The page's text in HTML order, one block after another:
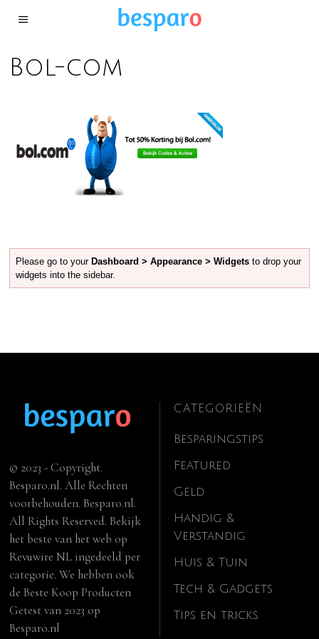
Bol-com
Please go to your Dashboard > Appearance > Widgets to drop your
widgets into the sidebar.
© 2023 - Copyright.
Besparo.nl. Alle Rechten
voorbehouden. Besparo.nl.
All Rights Reserved. Bekijk
het beste van het web op
Revuwire NL ingedeeld per
categorie. We hebben ook
deBeste Koop Producten
Getest van 2023 op
Besparo.nl
CATEGORIEËN
Besparingstips
Featured
Geld
Handig &
Verstandig
Huis & Tuin
Tech & Gadgets
Tips en tricks